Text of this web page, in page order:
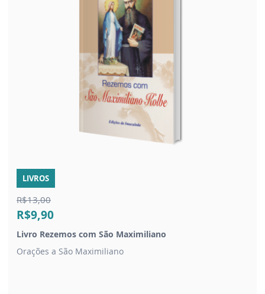
LIVROS
R$13,00
R$9,90
Livro Rezemos com São Maximiliano
Orações a São Maximiliano